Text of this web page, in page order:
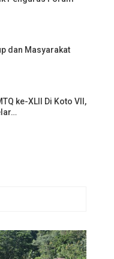
dan Masyarakat
ke-XLII Di Koto VII,